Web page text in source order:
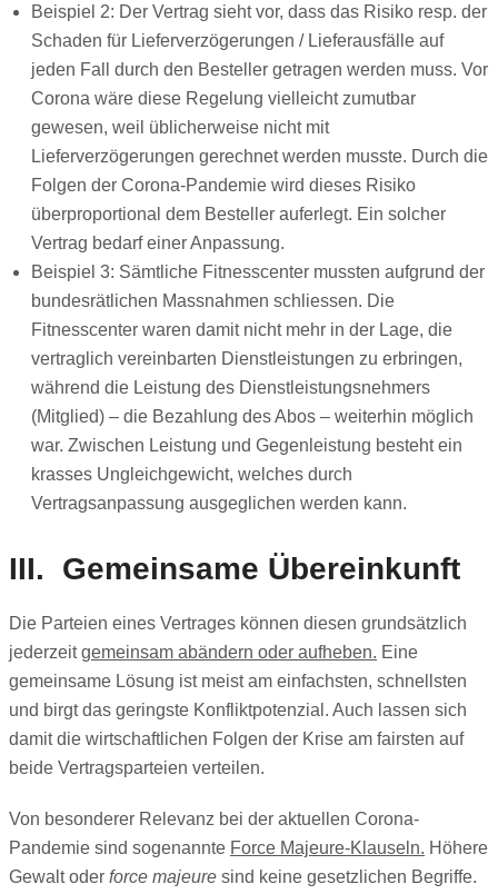
Beispiel 2: Der Vertrag sieht vor, dass das Risiko resp. der
Schaden für Lieferverzögerungen / Lieferausfälle auf
jeden Fall durch den Besteller getragen werden muss. Vor
Corona wäre diese Regelung vielleicht zumutbar
gewesen, weil üblicherweise nicht mit
Lieferverzögerungen gerechnet werden musste. Durch die
Folgen der Corona-Pandemie wird dieses Risiko
überproportional dem Besteller auferlegt. Ein solcher
Vertrag bedarf einer Anpassung.
Beispiel 3: Sämtliche Fitnesscenter mussten aufgrund der
bundesrätlichen Massnahmen schliessen. Die
Fitnesscenter waren damit nicht mehr in der Lage, die
vertraglich vereinbarten Dienstleistungen zu erbringen,
während die Leistung des Dienstleistungsnehmers
(Mitglied) – die Bezahlung des Abos – weiterhin möglich
war. Zwischen Leistung und Gegenleistung besteht ein
krasses Ungleichgewicht, welches durch
Vertragsanpassung ausgeglichen werden kann.
III. Gemeinsame Übereinkunft
Die Parteien eines Vertrages können diesen grundsätzlich
jederzeitgemeinsam abändern oder aufheben. Eine
gemeinsame Lösung ist meist am einfachsten, schnellsten
und birgt das geringste Konfliktpotenzial. Auch lassen sich
damit die wirtschaftlichen Folgen der Krise am fairsten auf
beide Vertragsparteien verteilen.
Von besonderer Relevanz bei der aktuellen Corona-
Pandemie sind sogenannte Force Majeure-Klauseln. Höhere
Gewalt oder force majeure sind keine gesetzlichen Begriffe.